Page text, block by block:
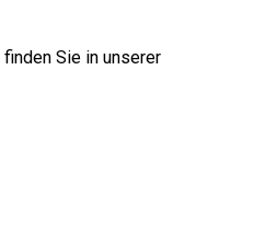
Sie in unserer